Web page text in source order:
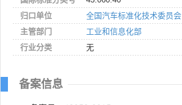
归口单位
全国汽车标准化技术委员会
主管部门
工业和信息化部
行业分类
无
备案信息